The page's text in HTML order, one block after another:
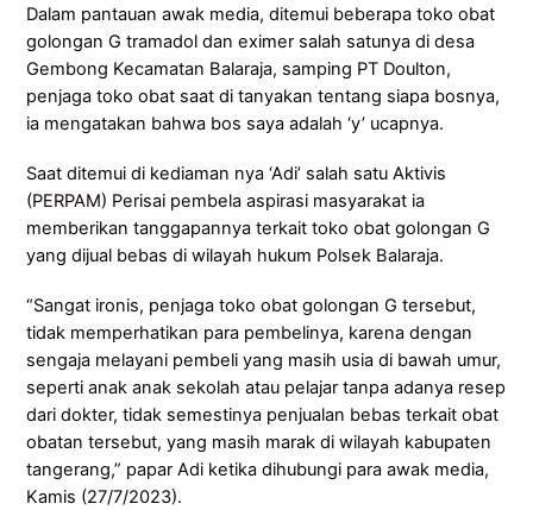
Dalam pantauan awak media, ditemui beberapa toko obat
golongan G tramadol dan eximer salah satunya di desa
Gembong Kecamatan Balaraja, samping PT Doulton,
penjaga toko obat saat di tanyakan tentang siapa bosnya,
ia mengatakan bahwa bos saya adalah ‘y’ ucapnya.
Saat ditemui di kediaman nya ‘Adi’ salah satu Aktivis
(PERPAM) Perisai pembela aspirasi masyarakat ia
memberikan tanggapannya terkait toko obat golongan G
yang dijual bebas di wilayah hukum Polsek Balaraja.
“Sangat ironis, penjaga toko obat golongan G tersebut,
tidak memperhatikan para pembelinya, karena dengan
sengaja melayani pembeli yang masih usia di bawah umur,
seperti anak anak sekolah atau pelajar tanpa adanya resep
dari dokter, tidak semestinya penjualan bebas terkait obat
obatan tersebut, yang masih marak di wilayah kabupaten
tangerang,” papar Adi ketika dihubungi para awak media,
Kamis (27/7/2023).